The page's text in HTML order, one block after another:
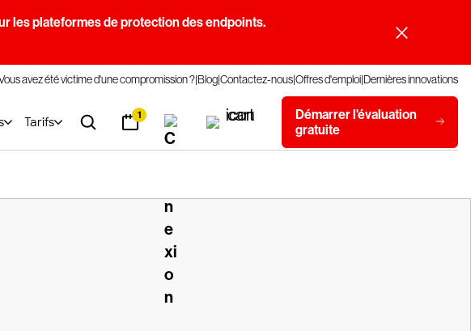
les plateformes de protection des endpoints.
avez été victime d'une compromission ?BlogContactez-nousOffres d'emploiDernières innovations
Tarifs 1
Démarrer l'évaluation
gratuite